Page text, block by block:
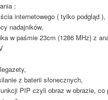
:
internetowego ( tylko podgląd ),
nadajników,
w paśmie 23cm (1286 MHz) z
z baterii słonecznych,
PIP czyli obraz w obrazie, co